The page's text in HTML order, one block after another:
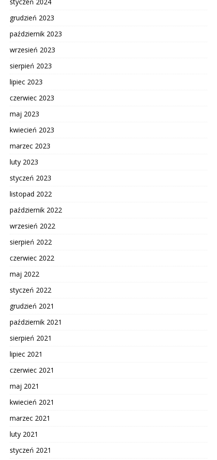
styczeń 2024
grudzień 2023
październik 2023
wrzesień 2023
sierpień 2023
lipiec 2023
czerwiec 2023
maj 2023
kwiecień 2023
marzec 2023
luty 2023
styczeń 2023
listopad 2022
październik 2022
wrzesień 2022
sierpień 2022
czerwiec 2022
maj 2022
styczeń 2022
grudzień 2021
październik 2021
sierpień 2021
lipiec 2021
czerwiec 2021
maj 2021
kwiecień 2021
marzec 2021
luty 2021
styczeń 2021